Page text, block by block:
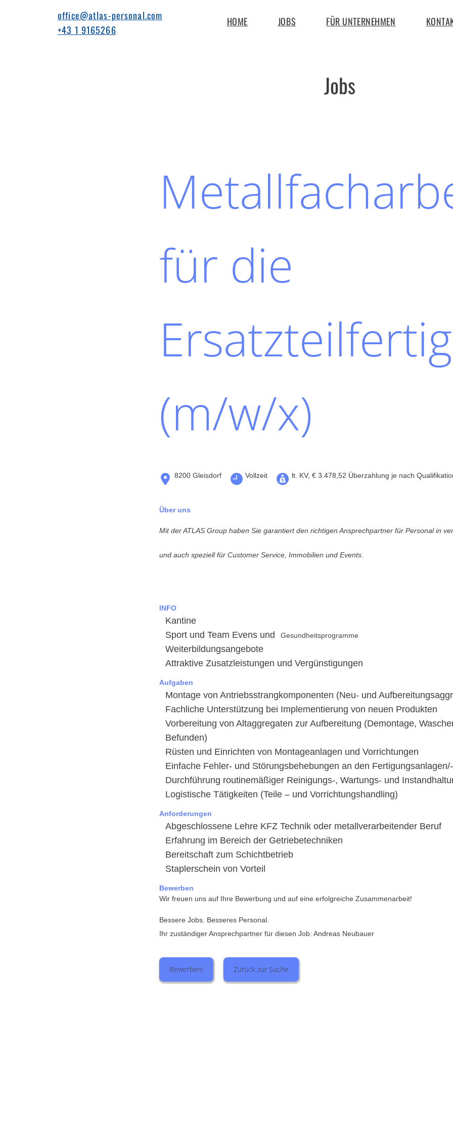
office@atlas-personal.com
+43 1 9165266
HOME JOBS FÜR UNTERNEHMEN
Jobs
für die
(m/w/x)
8200 Gleisdorf Vollzeit lt. KV, € 3.478,52 Überzahlung je nach
Über uns
Mit der ATLAS Group haben Sie garantiert den richtigen Ansprechpartner für Personal in
und auch speziell für Customer Service, Immobilien und Events.
INFO
Kantine
Sport und Team Evens und
Gesundheitsprogramme
Weiterbildungsangebote
Attraktive Zusatzleistungen und Vergünstigungen
Aufgaben
Montage von Antriebsstrangkomponenten (Neu- und
Fachliche Unterstützung bei Implementierung von neuen Produkten
Vorbereitung von Altaggregaten zur Aufbereitung (Demontage,
Befunden)
Rüsten und Einrichten von Montageanlagen und Vorrichtungen
Einfache Fehler- und Störungsbehebungen an den
Durchführung routinemäßiger Reinigungs-, Wartungs- und
Logistische Tätigkeiten (Teile – und Vorrichtungshandling)
Anforderungen
Abgeschlossene Lehre KFZ Technik oder metallverarbeitender Beruf
Erfahrung im Bereich der Getriebetechniken
Bereitschaft zum Schichtbetrieb
Staplerschein von Vorteil
Bewerben
Wir freuen uns auf Ihre Bewerbung und auf eine erfolgreiche Zusammenarbeit!
Bessere Jobs. Besseres Personal.
Ihr zuständiger Ansprechpartner für diesen Job: Andreas Neubauer
Bewerben! Zurück zur Suche